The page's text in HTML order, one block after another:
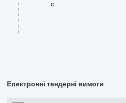
c
Електронні тендерні вимоги